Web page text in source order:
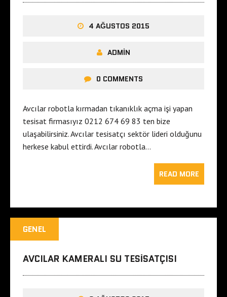
4 AĞUSTOS 2015
ADMIN
0 COMMENTS
Avcılar robotla kırmadan tıkanıklık açma işi yapan
tesisat firmasıyız 0212 674 69 83 ten bize
ulaşabilirsiniz. Avcılar tesisatçı sektör lideri olduğunu
herkese kabul ettirdi. Avcılar robotla…
READ MORE
GENEL
AVCILAR KAMERALI SU TESISATÇISI